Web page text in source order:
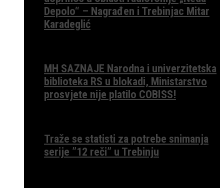
Depolo“ – Nagrađen i Trebinjac Mitar
Karadeglić
MH SAZNAJE Narodna i univerzitetska
biblioteka RS u blokadi, Ministarstvo
prosvjete nije platilo COBISS!
Traže se statisti za potrebe snimanja
serije ”12 reči” u Trebinju